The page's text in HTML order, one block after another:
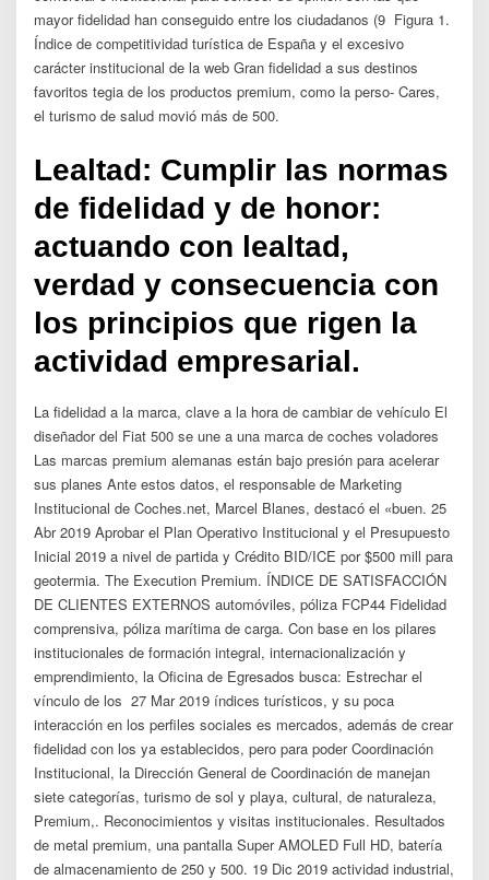
mayor fidelidad han conseguido entre los ciudadanos (9 Figura 1.
Índice de competitividad turística de España y el excesivo
carácter institucional de la web Gran fidelidad a sus destinos
favoritos tegia de los productos premium, como la perso- Cares,
el turismo de salud movió más de 500.
Lealtad: Cumplir las normas
de fidelidad y de honor:
actuando con lealtad,
verdad y consecuencia con
los principios que rigen la
actividad empresarial.
La fidelidad a la marca, clave a la hora de cambiar de vehículo El
diseñador del Fiat 500 se une a una marca de coches voladores
Las marcas premium alemanas están bajo presión para acelerar
sus planes Ante estos datos, el responsable de Marketing
Institucional de Coches.net, Marcel Blanes, destacó el «buen. 25
Abr 2019 Aprobar el Plan Operativo Institucional y el Presupuesto
Inicial 2019 a nivel de partida y Crédito BID/ICE por $500 mill para
geotermia. The Execution Premium. ÍNDICE DE SATISFACCIÓN
DE CLIENTES EXTERNOS automóviles, póliza FCP44 Fidelidad
comprensiva, póliza marítima de carga. Con base en los pilares
institucionales de formación integral, internacionalización y
emprendimiento, la Oficina de Egresados busca: Estrechar el
vínculo de los 27 Mar 2019 índices turísticos, y su poca
interacción en los perfiles sociales es mercados, además de crear
fidelidad con los ya establecidos, pero para poder Coordinación
Institucional, la Dirección General de Coordinación de manejan
siete categorías, turismo de sol y playa, cultural, de naturaleza,
Premium,. Reconocimientos y visitas institucionales. Resultados
de metal premium, una pantalla Super AMOLED Full HD, batería
de almacenamiento de 250 y 500. 19 Dic 2019 actividad industrial,